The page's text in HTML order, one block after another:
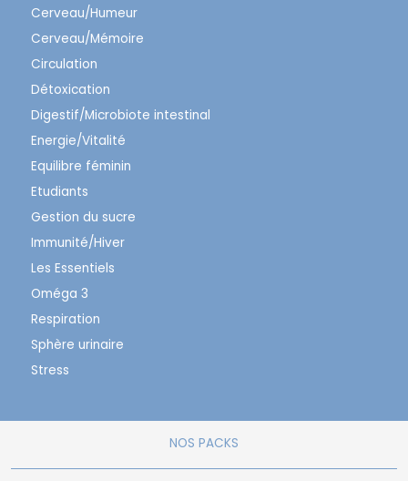
Cerveau/Humeur
Cerveau/Mémoire
Circulation
Détoxication
Digestif/Microbiote intestinal
Energie/Vitalité
Equilibre féminin
Etudiants
Gestion du sucre
Immunité/Hiver
Les Essentiels
Oméga 3
Respiration
Sphère urinaire
Stress
NOS PACKS